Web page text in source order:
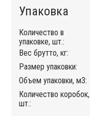
Упаковка
Количество в
упаковке, шт.:
Вес брутто, кг:
Размер упаковки:
Объем упаковки, м3:
Количество коробок,
шт.: